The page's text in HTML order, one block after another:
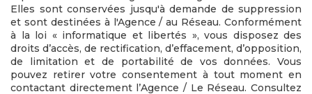
Elles sont conservées jusqu'à demande de suppression
et sont destinées à l'Agence / au Réseau. Conformément
à la loi « informatique et libertés », vous disposez des
droits d’accès, de rectification, d’effacement, d’opposition,
de limitation et de portabilité de vos données. Vous
pouvez retirer votre consentement à tout moment en
contactant directement l’Agence / Le Réseau. Consultez